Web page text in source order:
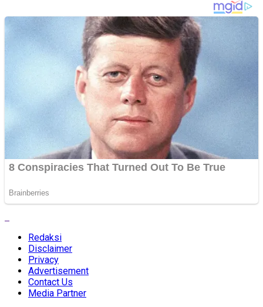
Redaksi
Disclaimer
Privacy
Advertisement
Contact Us
Media Partner